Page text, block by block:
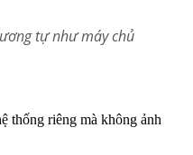
tự như máy chủ
thống riêng mà không ảnh